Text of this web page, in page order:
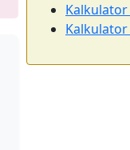
Kalkulator
Kalkulator